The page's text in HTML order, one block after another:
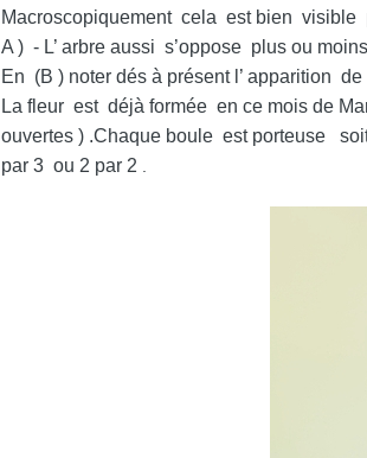
Macroscopiquement cela est bien visible
A ) - L’ arbre aussi s’oppose plus ou
En (B ) noter dés à présent l’ apparition
La fleur est déjà formée en ce mois de
ouvertes ) .Chaque boule est porteuse
par 3 ou 2 par 2